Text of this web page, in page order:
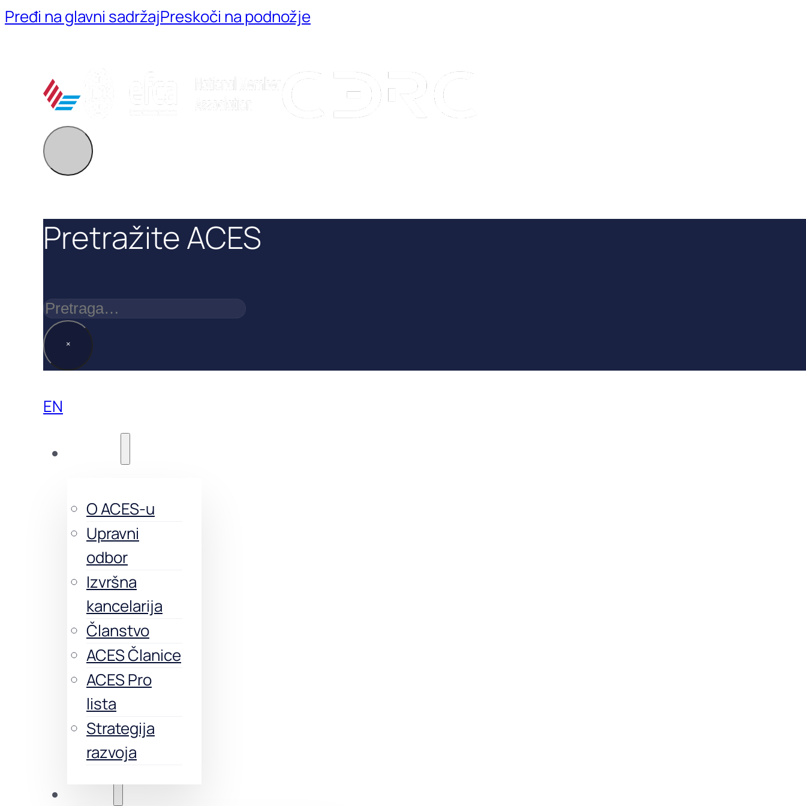
Pređi na glavni sadržajPreskoči na podnožje
Pretražite ACES
Pretraga
×
EN
O ACES-u
Upravni
odbor
Izvršna
kancelarija
Članstvo
ACES Članice
ACES Pro
lista
Strategija
razvoja